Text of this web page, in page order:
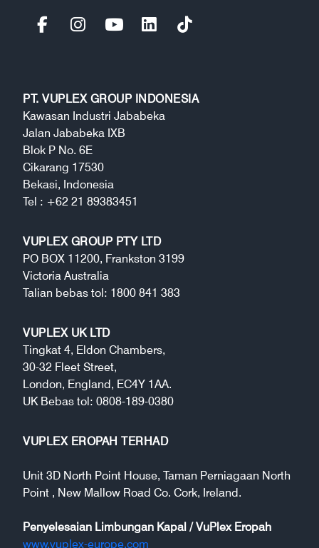
PT. VUPLEX GROUP INDONESIA
Kawasan Industri Jababeka
Jalan Jababeka IXB
Blok P No. 6E
Cikarang 17530
Bekasi, Indonesia
Tel : +62 21 89383451
VUPLEX GROUP PTY LTD
PO BOX 11200, Frankston 3199
Victoria Australia
Talian bebas tol: 1800 841 383
VUPLEX UK LTD
Tingkat 4, Eldon Chambers,
30-32 Fleet Street,
London, England, EC4Y 1AA.
UK Bebas tol: 0808-189-0380
VUPLEX EROPAH TERHAD
Unit 3D North Point House, Taman Perniagaan North
Point , New Mallow Road Co. Cork, Ireland.
Penyelesaian Limbungan Kapal / VuPlex Eropah
www.vuplex-europe.com